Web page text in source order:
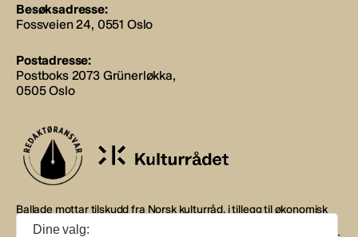
Besøksadresse:
Fossveien 24, 0551 Oslo
Postadresse:
Postboks 2073 Grünerløkka,
0505 Oslo
Ballade mottar tilskudd fra Norsk kulturråd, i tillegg til økonomisk
støtte fra eierne NOPA, Norsk komponistforening og
Dine valg: